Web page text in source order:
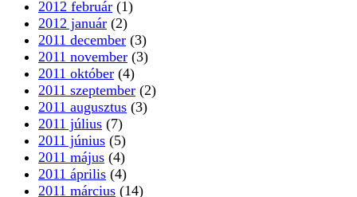
2012 február (1)
2012 január (2)
2011 december (3)
2011 november (3)
2011 október (4)
2011 szeptember (2)
2011 augusztus (3)
2011 július (7)
2011 június (5)
2011 május (4)
2011 április (4)
2011 március (14)